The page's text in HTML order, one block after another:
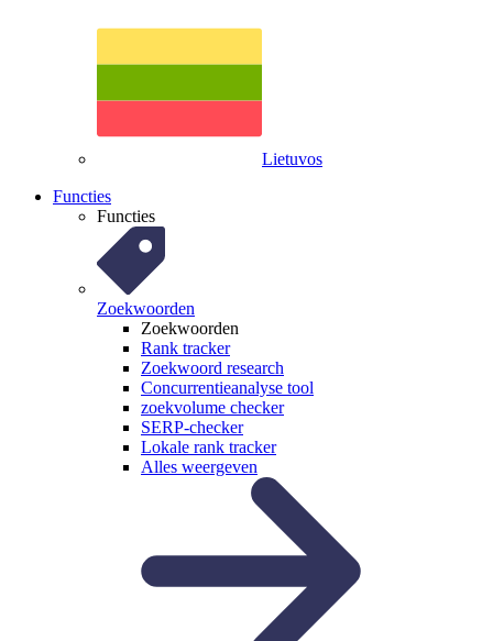
Lietuvos
Functies
Functies
Zoekwoorden
Zoekwoorden
Rank tracker
Zoekwoord research
Concurrentieanalyse tool
zoekvolume checker
SERP-checker
Lokale rank tracker
Alles weergeven